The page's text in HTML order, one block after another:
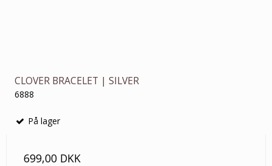
CLOVER BRACELET | SILVER
6888
På lager
699,00 DKK